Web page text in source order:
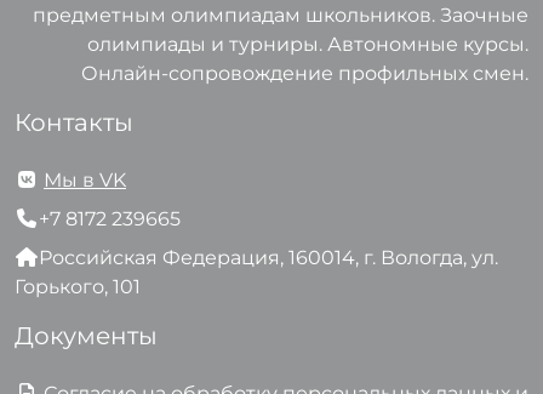
предметным олимпиадам школьников. Заочные
олимпиады и турниры. Автономные курсы.
Онлайн-сопровождение профильных смен.
Контакты
Мы в VK
+7 8172 239665
Российская Федерация, 160014, г. Вологда, ул.
Горького, 101
Документы